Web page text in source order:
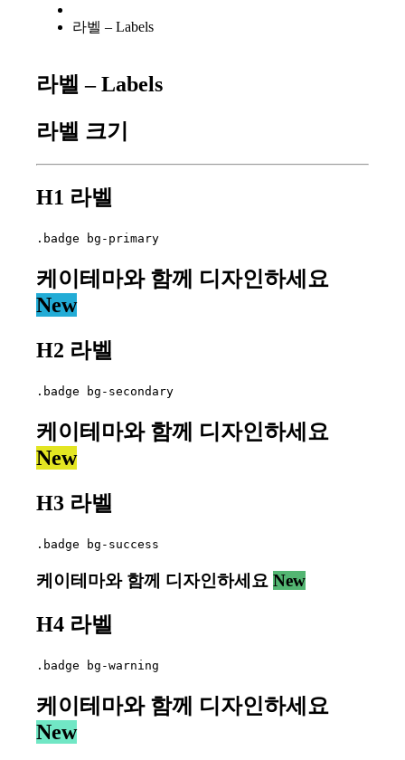
라벨 – Labels
라벨 – Labels
라벨 크기
H1 라벨
.badge bg-primary
케이테마와 함께 디자인하세요
New
H2 라벨
.badge bg-secondary
케이테마와 함께 디자인하세요
New
H3 라벨
.badge bg-success
케이테마와 함께 디자인하세요 New
H4 라벨
.badge bg-warning
케이테마와 함께 디자인하세요
New